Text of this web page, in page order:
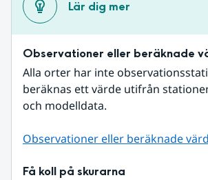
Lär dig mer
Observationer eller beräknade
Alla orter har inte
beräknas ett värde utifrån
och modelldata.
Observationer eller beräknade
Få koll på skurarna